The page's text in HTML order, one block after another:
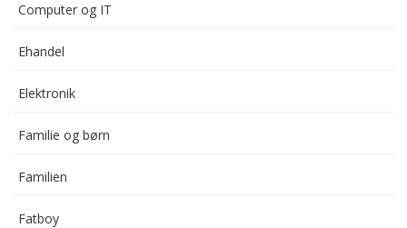
Computer og IT
Ehandel
Elektronik
Familie og børn
Familien
Fatboy